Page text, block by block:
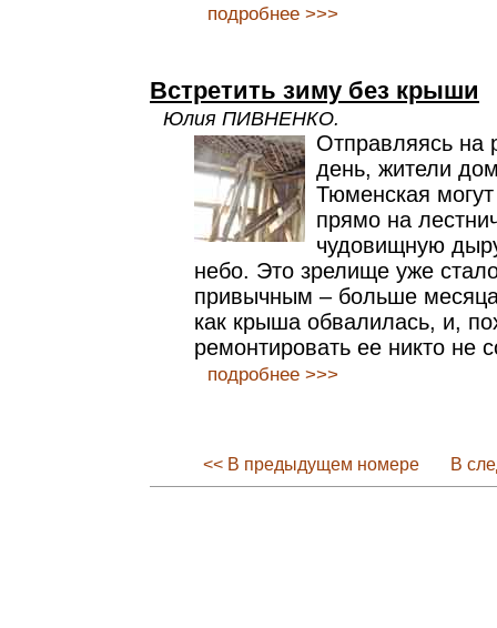
подробнее >>>
Встретить зиму без крыши
Юлия ПИВНЕНКО.
Отправляясь на
день, жители
Тюменская
прямо на
чудовищную
небо. Это зрелище уже
привычным – больше
как крыша обвалилась, и,
ремонтировать ее никто не
подробнее >>>
<< В предыдущем номере В